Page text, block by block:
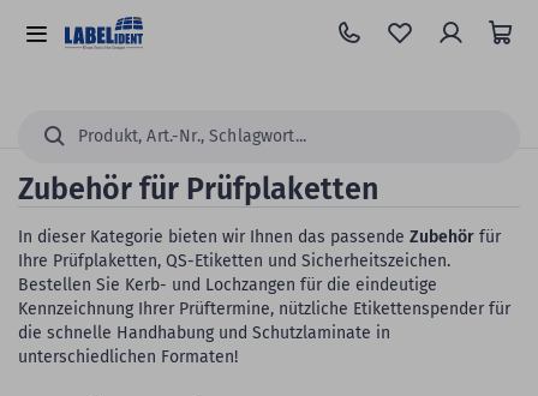
Hauptinhalt
springen
Alle
Suchen...
Zubehör für Prüfplaketten
In dieser Kategorie bieten wir Ihnen das passende Zubehör für
Ihre Prüfplaketten, QS-Etiketten und Sicherheitszeichen.
Bestellen Sie Kerb- und Lochzangen für die eindeutige
Kennzeichnung Ihrer Prüftermine, nützliche Etikettenspender für
die schnelle Handhabung und Schutzlaminate in
unterschiedlichen Formaten!